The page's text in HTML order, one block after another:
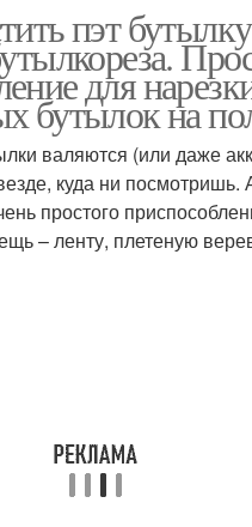
Ленты из
пэт
для
бутылок на
валяются (или даже
куда ни посмотришь.
простого
– ленту, плетеную